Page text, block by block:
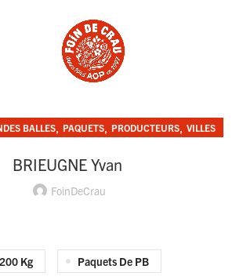
BALLES, PAQUETS, PRODUCTEURS, VILLES
BRIEUGNE Yvan
FoinDeCrau
Kg Paquets De PB